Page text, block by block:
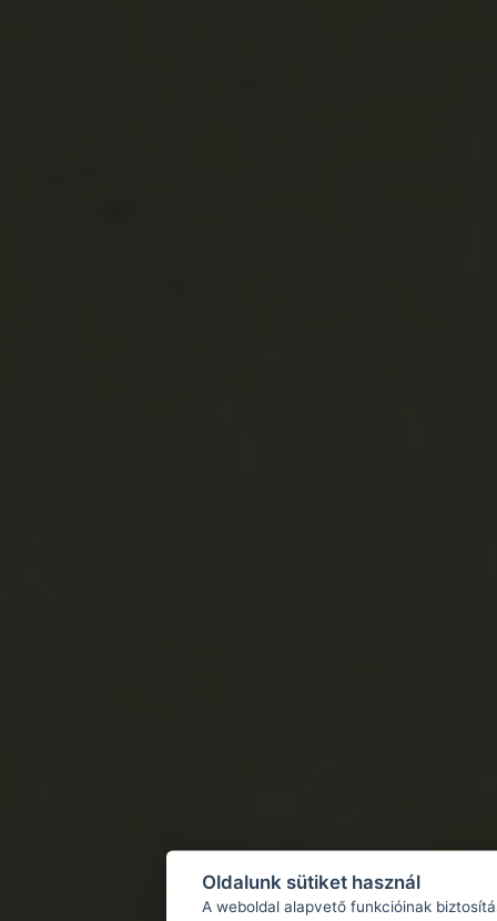
Oldalunk sütiket használ
A weboldal alapvető funkcióinak